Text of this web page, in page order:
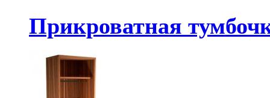
Прикроватная